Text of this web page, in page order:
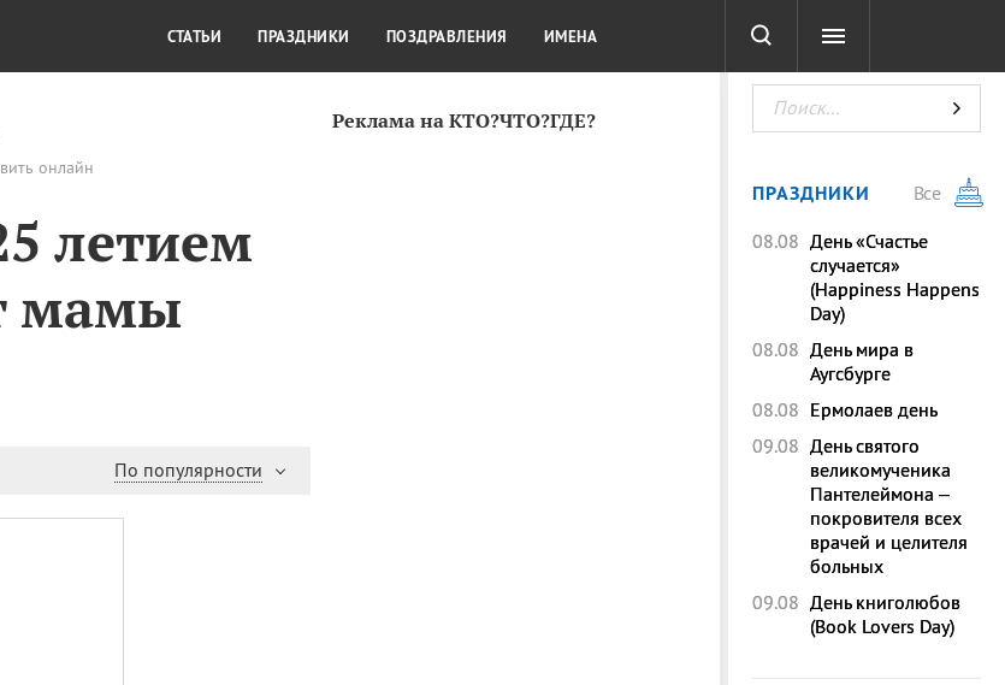
онлайн
летием
мамы
По популярности
Реклама на КТО?ЧТО?ГДЕ?
КУЛЬТУРА КРАСОТА ТЕСТЫ
СТАТЬИ ПРАЗДНИКИ ПОЗДРАВЛЕНИЯ ИМЕНА
ПРАЗДНИКИ
Все
08.08 День «Счастье
случается»
(Happiness Happens
Day)
08.08 День мира в
Аугсбурге
08.08 Ермолаев день
09.08 День святого
великомученика
Пантелеймона –
покровителя всех
врачей и целителя
больных
09.08 День книголюбов
(Book Lovers Day)